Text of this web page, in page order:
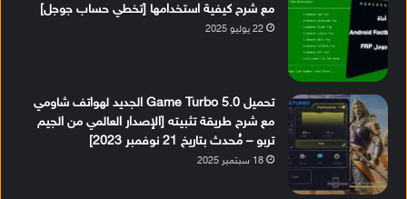
مع شرح كيفية استخدامها [تخطي حساب جوجل]
22 يوليو 2025
تحميل Game Turbo 5.0 الجديد لهواتف شاومي
مع شرح طريقة تثبيته [الإصدار العالمي من الجيم
تربو – مُحدث بتاريخ 21 نوفمبر 2023]
18 سبتمبر 2025